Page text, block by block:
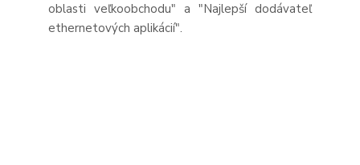
oblasti veľkoobchodu" a "Najlepší dodávateľ
ethernetových aplikácií".